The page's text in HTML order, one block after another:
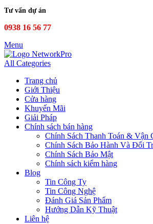
Tư vấn dự án
0938 16 56 77
Menu
All Categories
Trang chủ
Giới Thiệu
Cửa hàng
Khuyến Mãi
Giải Pháp
Chính sách bán hàng
Chính Sách Thanh Toán & Vận
Chính Sách Bảo Hành Và Đổi
Chính Sách Bảo Mật
Chính sách kiểm hàng
Blog
Tin Công Ty
Tin Công Nghệ
Đánh Giá Sản Phẩm
Hướng Dẫn Kỹ Thuật
Liên hệ